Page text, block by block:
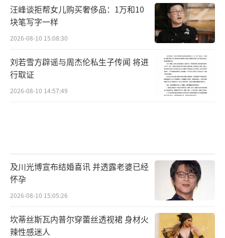
汪峰谈拒帮女儿购买奢侈品：1万和10
块笔写字一样
2026-08-10 15:08:30
刘若雪方辟谣与周杰伦私生子传闻 将进
行取证
2026-08-10 14:57:49
及川光博宣布结婚喜讯 并透露老婆已经
怀孕
2026-08-10 15:05:26
坎蒂丝斯瓦内普尔穿蕾丝透视裙 身材火
辣性感迷人